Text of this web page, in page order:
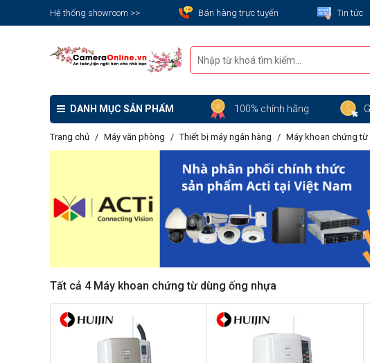
Hệ thống showroom >> Bán hàng trực tuyến Tin tức
DANH MỤC SẢN PHẨM 100% chính hãng
Trang chủ Máy văn phòng Thiết bị máy ngân hàng Máy khoan chứng từ
Tất cả 4 Máy khoan chứng từ dùng ống nhựa